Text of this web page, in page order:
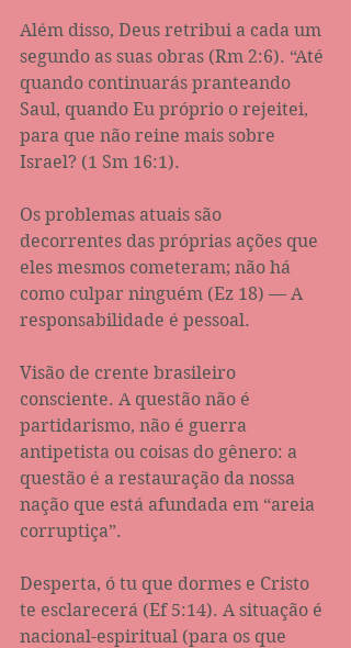
Além disso, Deus retribui a cada um
segundo as suas obras (Rm 2:6). “Até
quando continuarás pranteando
Saul, quando Eu próprio o rejeitei,
para que não reine mais sobre
Israel? (1 Sm 16:1).
Os problemas atuais são
decorrentes das próprias ações que
eles mesmos cometeram; não há
como culpar ninguém (Ez 18) — A
responsabilidade é pessoal.
Visão de crente brasileiro
consciente. A questão não é
partidarismo, não é guerra
antipetista ou coisas do gênero: a
questão é a restauração da nossa
nação que está afundada em “areia
corruptiça”.
Desperta, ó tu que dormes e Cristo
te esclarecerá (Ef 5:14). A situação é
nacional-espiritual (para os que